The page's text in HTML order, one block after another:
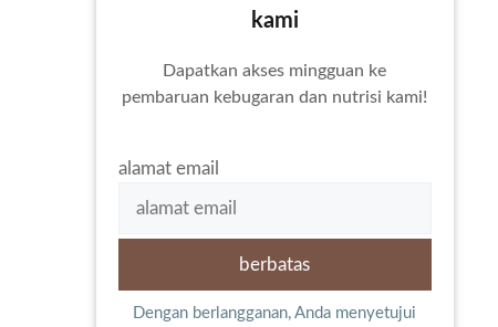
kami
Dapatkan akses mingguan ke
pembaruan kebugaran dan nutrisi kami!
alamat email
Dengan berlangganan, Anda menyetujui